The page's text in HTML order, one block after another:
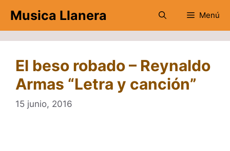
contenido
Musica Llanera Menú
El beso robado – Reynaldo
Armas “Letra y canción”
15 junio, 2016